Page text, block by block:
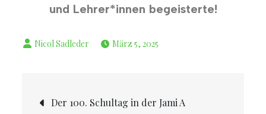
und Lehrer*innen begeisterte!
März 5, 2025
Der 100. Schultag in der Jami A